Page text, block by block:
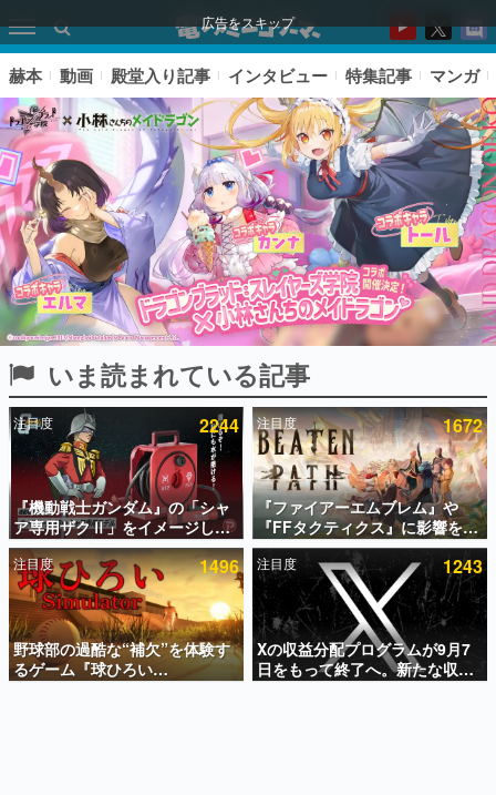
広告をスキップ
ピックアップ
電ファミのいま読まれている記事ランキング
アプリセール情報
インタビュー
連載・特集一覧
殿堂入り記事
SNS拡散数が数千以上！ ページビュー数万以上！ などな
ど。多くの人々に読まれた、電ファミ渾身の“殿堂入り”記
事をまとめました。
赫本 動画 殿堂入り記事 インタビュー 特集記事 マンガ
いま読まれている記事
注目度 2244
『機動戦士ガンダム』の「シャ
ア専用ザクⅡ」をイメージした
散水ホースリールが予約開始。
本体にはシャアのパーソナルマ
ークやジオン公国軍のエンブレ
ム、型式番号などを配置
注目度 1672
『ファイアーエムブレム』や
『FFタクティクス』に影響を受
けた新作戦略RPG『Beaten
Path』2027年に発売へ。
PC（Steam）、PS5、Xbox、
Switch向けにリリース予定
注目度 1496
野球部の過酷な“補欠”を体験す
るゲーム『球ひろい
Simulator』が「1件」のウィッ
注目度 1243
Xの収益分配プログラムが9月7
日をもって終了へ。新たな収益
化制度「Original Content